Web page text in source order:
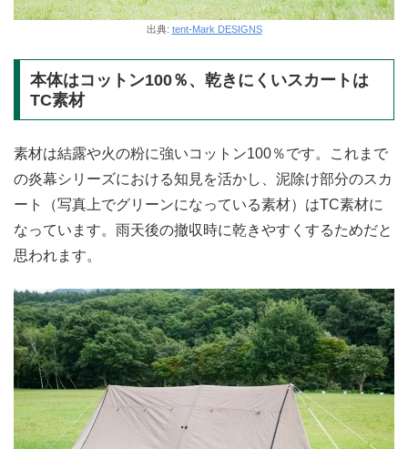
出典: tent-Mark DESIGNS
本体はコットン100％、乾きにくいスカートは
TC素材
素材は結露や火の粉に強いコットン100％です。これまで
の炎幕シリーズにおける知見を活かし、泥除け部分のスカ
ート（写真上でグリーンになっている素材）はTC素材に
なっています。雨天後の撤収時に乾きやすくするためだと
思われます。